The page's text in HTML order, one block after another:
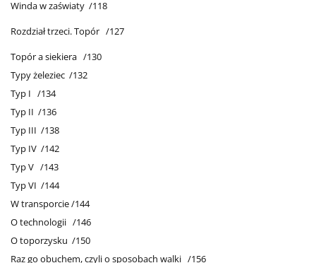
Winda w zaświaty /118
Rozdział trzeci. Topór /127
Topór a siekiera /130
Typy żeleziec /132
Typ I /134
Typ II /136
Typ III /138
Typ IV /142
Typ V /143
Typ VI /144
W transporcie /144
O technologii /146
O toporzysku /150
Raz go obuchem, czyli o sposobach walki /156